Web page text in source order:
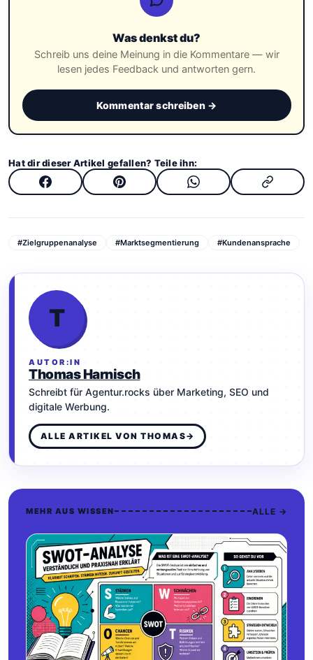
Was denkst du?
Schreib uns deine Meinung in die Kommentare — wir
lesen jedes Feedback und antworten gern.
Kommentar schreiben →
Hat dir dieser Artikel gefallen? Teile ihn:
#Zielgruppenanalyse #Marktsegmentierung #Kundenansprache
T
AUTOR:IN
Thomas Harnisch
Schreibt für Agentur.rocks über Marketing, SEO und
digitale Werbung.
ALLE ARTIKEL VON THOMAS→
MEHR AUS WISSEN ALLE →